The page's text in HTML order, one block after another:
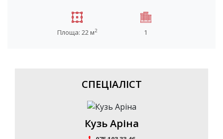
Площа: 22 м2 1
СПЕЦІАЛІСТ
Кузь Аріна